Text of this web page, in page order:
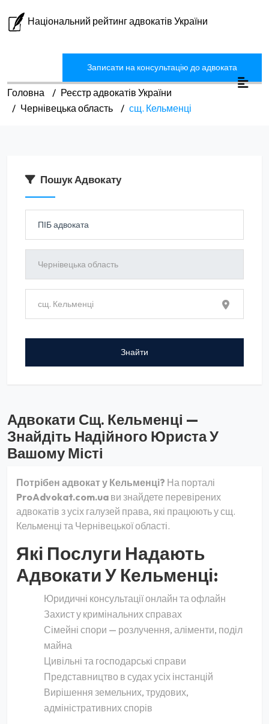
Національний рейтинг адвокатів України
Записати на консультацію до адвоката
Головна
Реєстр адвокатів України
Чернівецька область
сщ. Кельменці
Пошук Адвокату
Адвокати Сщ. Кельменці —
Знайдіть Надійного Юриста У
Вашому Місті
Потрібен адвокат у Кельменці? На порталі
ProAdvokat.com.ua ви знайдете перевірених
адвокатів з усіх галузей права, які працюють у сщ.
Кельменці та Чернівецької області.
Які Послуги Надають
Адвокати У Кельменці:
Юридичні консультації онлайн та офлайн
Захист у кримінальних справах
Сімейні спори — розлучення, аліменти, поділ
майна
Цивільні та господарські справи
Представництво в судах усіх інстанцій
Вирішення земельних, трудових,
адміністративних спорів